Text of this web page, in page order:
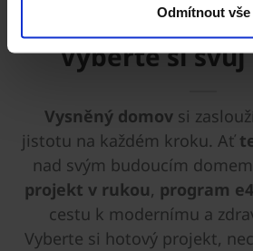
Odmítnout vše
Vyberte si svůj
Vysněný domovsi
jistotu na každém kroku. Ať
nad svým budoucím domem
projekt v rukou, program
cestu k modernímu a
Vyberte si hotový projekt,